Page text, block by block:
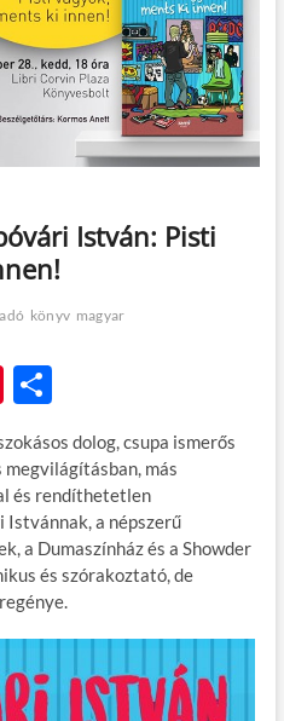
o
n
István: Pisti
könyv magyar
Pi
er
es
t
O
za
m
e
g
dolog, csupa ismerős
megvilágításban, más
és rendíthetetlen
Istvánnak, a népszerű
a Dumaszínház és a Showder
és szórakoztató, de